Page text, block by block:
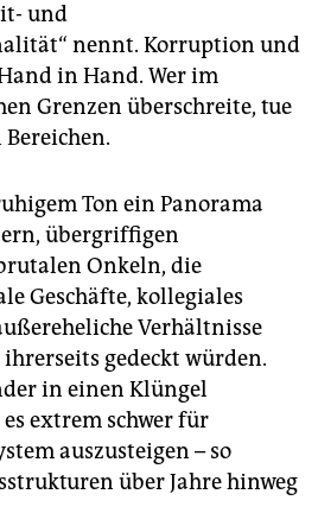
und
nennt. Korruption und
in Hand. Wer im
Grenzen überschreite, tue
Ton ein Panorama
übergriffigen
Onkeln, die
Geschäfte, kollegiales
Verhältnisse
gedeckt würden.
in einen Klüngel
extrem schwer für
auszusteigen – so
über Jahre hinweg